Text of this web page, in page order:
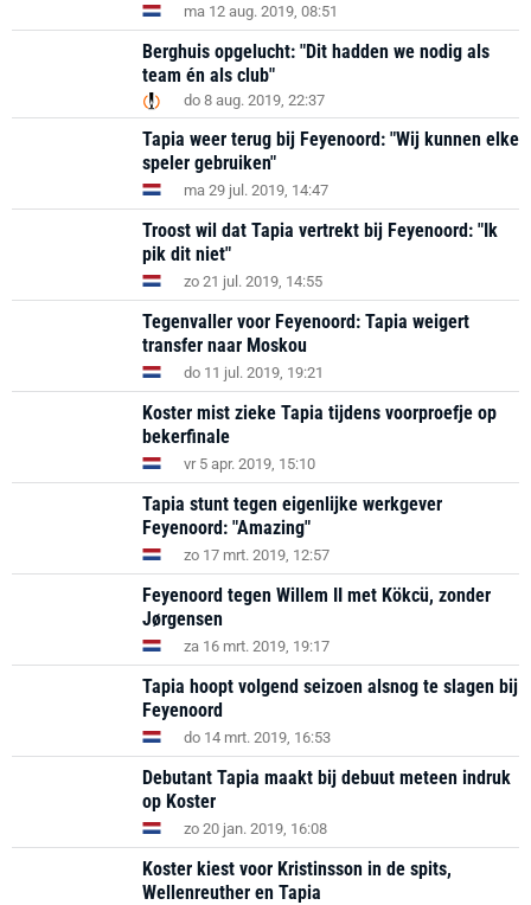
ma 12 aug. 2019, 08:51
Berghuis opgelucht: "Dit hadden we nodig als
team én als club"
do 8 aug. 2019, 22:37
Tapia weer terug bij Feyenoord: "Wij kunnen elke
speler gebruiken"
ma 29 jul. 2019, 14:47
Troost wil dat Tapia vertrekt bij Feyenoord: "Ik
pik dit niet"
zo 21 jul. 2019, 14:55
Tegenvaller voor Feyenoord: Tapia weigert
transfer naar Moskou
do 11 jul. 2019, 19:21
Koster mist zieke Tapia tijdens voorproefje op
bekerfinale
vr 5 apr. 2019, 15:10
Tapia stunt tegen eigenlijke werkgever
Feyenoord: "Amazing"
zo 17 mrt. 2019, 12:57
Feyenoord tegen Willem II met Kökcü, zonder
Jørgensen
za 16 mrt. 2019, 19:17
Tapia hoopt volgend seizoen alsnog te slagen bij
Feyenoord
do 14 mrt. 2019, 16:53
Debutant Tapia maakt bij debuut meteen indruk
op Koster
zo 20 jan. 2019, 16:08
Koster kiest voor Kristinsson in de spits,
Wellenreuther en Tapia